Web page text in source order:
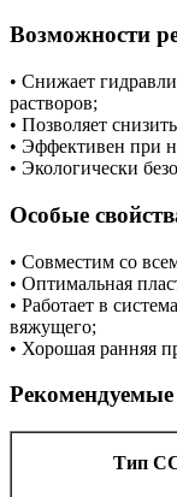
Возможности
• Снижает
растворов;
• Позволяет
• Эффективен при
• Экологически
Особые
• Совместим со
• Оптимальная
• Работает в
вяжущего;
• Хорошая ранняя
Тип